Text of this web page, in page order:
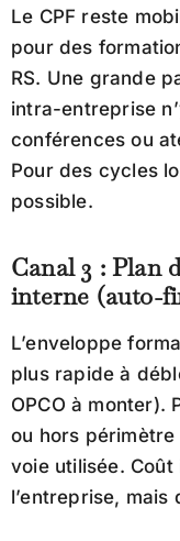
Le CPF reste
pour des
RS. Une grande
intra-entreprise
conférences ou
Pour des cycles
possible.
Canal 3 : Plan
interne (auto-
L’enveloppe
plus rapide à
OPCO à monter).
ou hors périmètre
voie utilisée.
l’entreprise,